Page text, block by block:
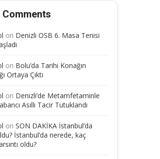
Comments
on Denizli OSB 6. Masa Tenisi
on Bolu’da Tarihi Konağın
Ortaya Çıktı
on Denizli’de Metamfetaminle
Asıllı Tacir Tutuklandı
on SON DAKİKA İstanbul’da
İstanbul’da nerede, kaç
oldu?